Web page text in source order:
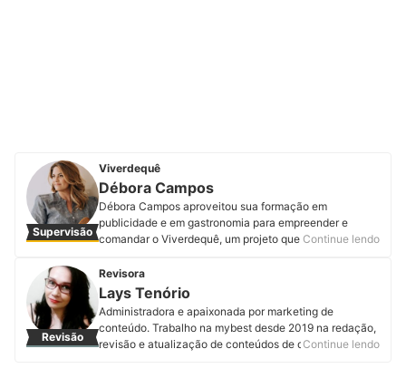
Supervisão
Viverdequê
Débora Campos
Débora Campos aproveitou sua formação em
publicidade e em gastronomia para empreender e
comandar o Viverdequê, um projeto que tem o intuito
saudável. Além de criar conteúdo no YouTube com
receitas fáceis, rápidas e saborosas, e ministrar cursos
relacionados a uma boa alimentação. Também é a
idealizadora do VegExperience, um festival de comida
vegetariana que envolve os melhores restaurantes de
Belo Horizonte todos os anos desde 2017. Em suas
Continue lendo
Revisão
Revisora
Lays Tenório
Administradora e apaixonada por marketing de
conteúdo. Trabalho na mybest desde 2019 na redação,
revisão e atualização de conteúdos de diversasContinue lendo